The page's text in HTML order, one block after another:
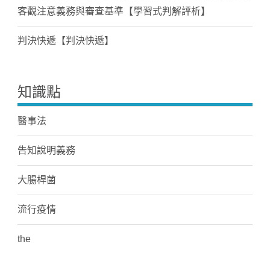
客觀注意義務與審查基準【學習式判解評析】
判決快遞【判決快遞】
知識點
醫事法
告知說明義務
大腸桿菌
流行疫情
the